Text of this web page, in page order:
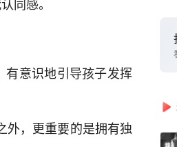
同感。
有意识地引导孩子发挥
外，更重要的是拥有独